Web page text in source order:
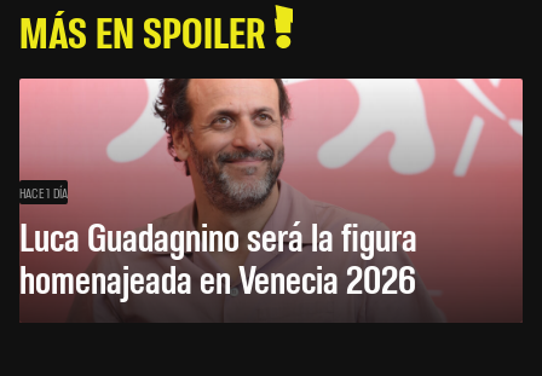
MÁS EN SPOILER
HACE 1 DÍA
Luca Guadagnino será la figura
homenajeada en Venecia 2026